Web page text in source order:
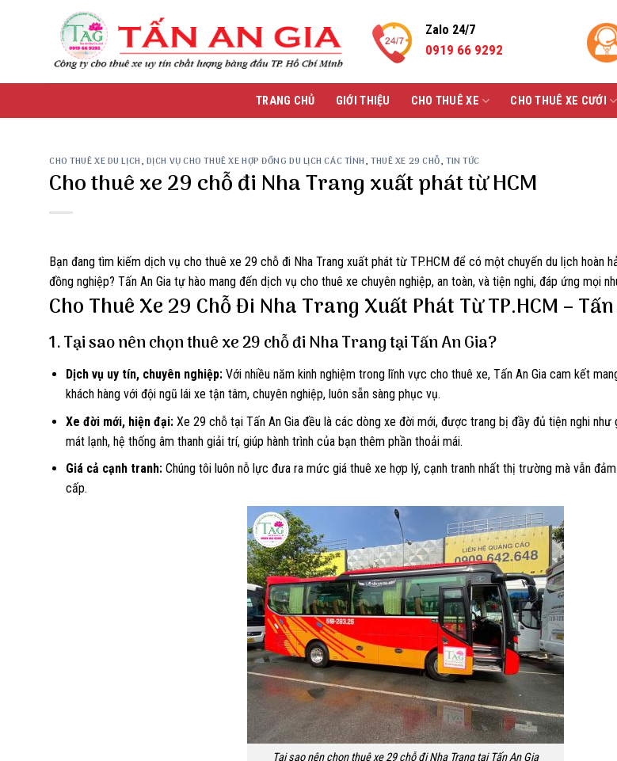
Zalo 24/7
0919 66 9292
TRANG CHỦ GIỚI THIỆU CHO THUÊ XE CHO THUÊ XE CƯỚI
CHO THUÊ XE DU LỊCH, DỊCH VỤ CHO THUÊ XE HỢP ĐỒNG DU LỊCH CÁC TỈNH,THUÊ XE 29 CHỖ,TIN TỨC
Cho thuê xe 29 chỗ đi Nha Trang xuất phát từ HCM
Bạn đang tìm kiếm dịch vụ cho thuê xe 29 chỗ đi Nha Trang xuất phát từ TP.HCM để có một chuyến du lịch hoàn
đồng nghiệp? Tấn An Gia tự hào mang đến dịch vụ cho thuê xe chuyên nghiệp, an toàn, và tiện nghi, đáp ứng mọi
Cho Thuê Xe 29 Chỗ Đi Nha Trang Xuất Phát Từ TP.HCM –
1. Tại sao nên chọn thuê xe 29 chỗ đi Nha Trang tại Tấn An Gia?
Dịch vụ uy tín, chuyên nghiệp:Với nhiều năm kinh nghiệm trong lĩnh vực cho thuê xe, Tấn An Gia cam kết
khách hàng với đội ngũ lái xe tận tâm, chuyên nghiệp, luôn sẵn sàng phục vụ.
Xe đời mới, hiện đại:Xe 29 chỗ tại Tấn An Gia đều là các dòng xe đời mới, được trang bị đầy đủ tiện nghi như
mát lạnh, hệ thống âm thanh giải trí, giúp hành trình của bạn thêm phần thoải mái.
Giá cả cạnh tranh:Chúng tôi luôn nỗ lực đưa ra mức giá thuê xe hợp lý, cạnh tranh nhất thị trường mà vẫn
cấp.
Tại sao nên chọn thuê xe 29 chỗ đi Nha Trang tại Tấn An Gia